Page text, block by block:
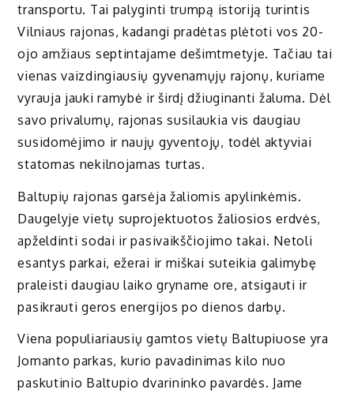
transportu. Tai palyginti trumpą istoriją turintis
Vilniaus rajonas, kadangi pradėtas plėtoti vos 20-
ojo amžiaus septintajame dešimtmetyje. Tačiau tai
vienas vaizdingiausių gyvenamųjų rajonų, kuriame
vyrauja jauki ramybė ir širdį džiuginanti žaluma. Dėl
savo privalumų, rajonas susilaukia vis daugiau
susidomėjimo ir naujų gyventojų, todėl aktyviai
statomas nekilnojamas turtas.
Baltupių rajonas garsėja žaliomis apylinkėmis.
Daugelyje vietų suprojektuotos žaliosios erdvės,
apželdinti sodai ir pasivaikščiojimo takai. Netoli
esantys parkai, ežerai ir miškai suteikia galimybę
praleisti daugiau laiko gryname ore, atsigauti ir
pasikrauti geros energijos po dienos darbų.
Viena populiariausių gamtos vietų Baltupiuose yra
Jomanto parkas, kurio pavadinimas kilo nuo
paskutinio Baltupio dvarininko pavardės. Jame